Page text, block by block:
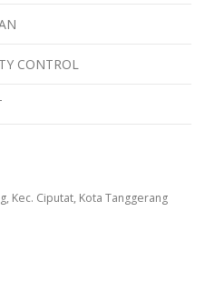
CONTROL
Kec. Ciputat, Kota Tanggerang